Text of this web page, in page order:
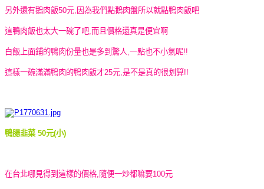
另外還有鵝肉飯50元,因為我們點鵝肉盤所以就點鴨肉飯吧
這鴨肉飯也太大一碗了吧,而且價格還真是便宜啊
白飯上面鋪的鴨肉份量也是多到驚人,一點也不小氣呢!!
這樣一碗滿滿鴨肉的鴨肉飯才25元,是不是真的很划算!!
鴨腸韭菜 50元(小)
在台北哪見得到這樣的價格,隨便一炒都嘛要100元